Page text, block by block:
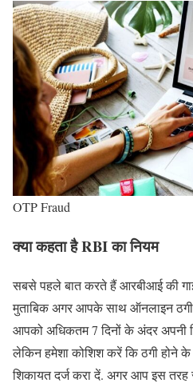
OTP Fraud
क्या कहता है RBI का नियम
सबसे पहले बात करते हैं आरबीआई की
मुताबिक अगर आपके साथ ऑनलाइन
आपको अधिकतम 7 दिनों के अंदर अपनी
लेकिन हमेशा कोशिश करें कि ठगी होने के
शिकायत दर्ज करा दें. अगर आप इस तरह